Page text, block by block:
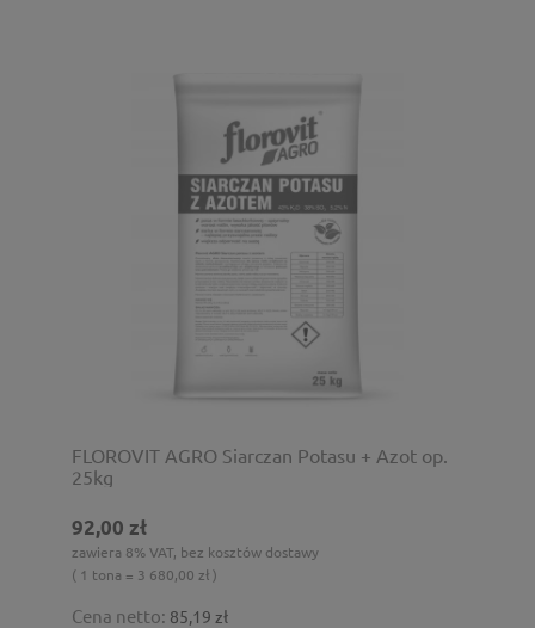
FLOROVIT AGRO Siarczan Potasu + Azot op.
25kg
92,00 zł
zawiera 8% VAT, bez kosztów dostawy
( 1 tona = 3 680,00 zł )
Cena netto: 85,19 zł